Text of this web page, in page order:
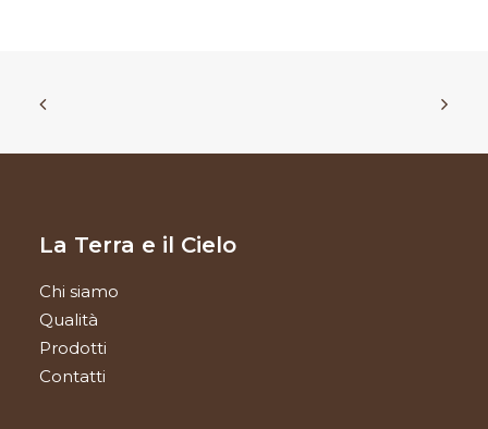
La Terra e il Cielo
Chi siamo
Qualità
Prodotti
Contatti